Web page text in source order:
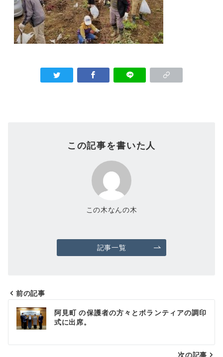
この記事を書いた人
この木なんの木
記事一覧
投
稿
前の記事
阿見町 の保護者の方々とボランティアの調印
式に出席。
次の記事